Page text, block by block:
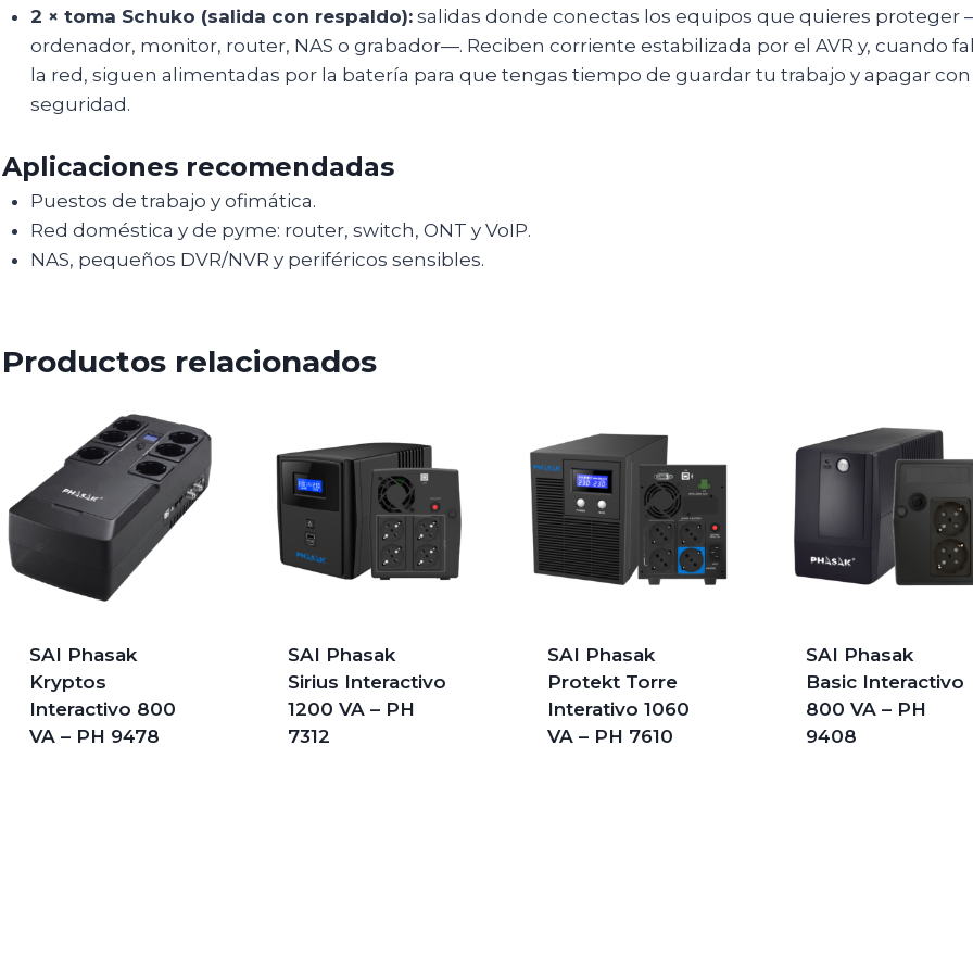
2 × toma Schuko (salida con respaldo):salidas donde conectas los equipos que quieres proteger
ordenador, monitor, router, NAS o grabador—. Reciben corriente estabilizada por el AVR y, cuando
la red, siguen alimentadas por la batería para que tengas tiempo de guardar tu trabajo y apagar con
seguridad.
Aplicaciones recomendadas
Puestos de trabajo y ofimática.
Red doméstica y de pyme: router, switch, ONT y VoIP.
NAS, pequeños DVR/NVR y periféricos sensibles.
Productos relacionados
SAI Phasak
Kryptos
Interactivo 800
VA – PH 9478
SAI Phasak
Sirius Interactivo
1200 VA – PH
7312
SAI Phasak
Protekt Torre
Interativo 1060
VA – PH 7610
SAI Phasak
Basic Interactivo
800 VA – PH
9408